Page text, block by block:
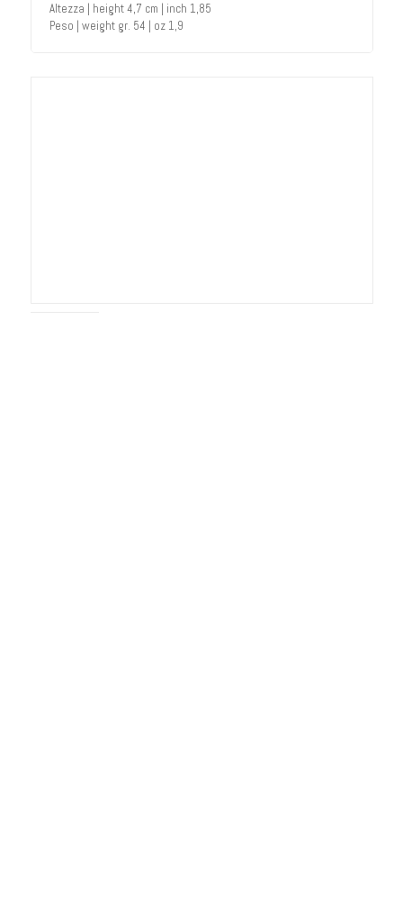
Altezza | height 4,7 cm | inch 1,85
Peso | weight gr. 54 | oz 1,9